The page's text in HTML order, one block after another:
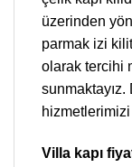
üzerinden
parmak izi
olarak tercihi
hizmetlerimizi
Villa kapı